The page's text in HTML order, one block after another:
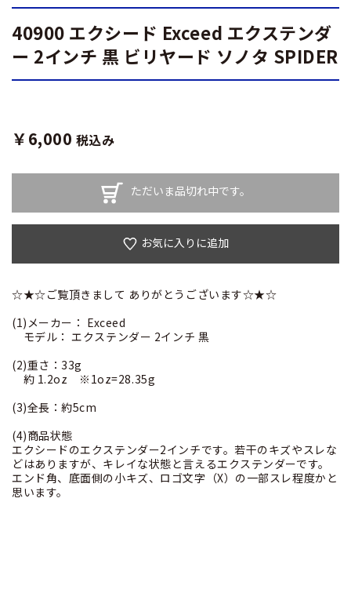
40900 エクシード Exceed エクステンダ
ー 2インチ 黒 ビリヤード ソノタ SPIDER
￥6,000 税込み
ただいま品切れ中です。
お気に入りに追加
☆★☆ご覧頂きまして ありがとうございます☆★☆
(1)メーカー： Exceed
モデル： エクステンダー 2インチ 黒
(2)重さ：33g
約 1.2oz ※1oz=28.35g
(3)全長：約5cm
(4)商品状態
エクシードのエクステンダー2インチです。若干のキズやスレな
どはありますが、キレイな状態と言えるエクステンダーです。
エンド角、底面側の小キズ、ロゴ文字（X）の一部スレ程度かと
思います。